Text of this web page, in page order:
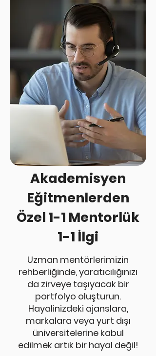
Akademisyen
Eğitmenlerden
Özel 1-1 Mentorlük
1-1 İlgi
Uzman mentörlerimizin
rehberliğinde, yaratıcılığınızı
da zirveye taşıyacak bir
portfolyo oluşturun.
Hayalinizdeki ajanslara,
markalara veya yurt dışı
üniversitelerine kabul
edilmek artık bir hayal değil!